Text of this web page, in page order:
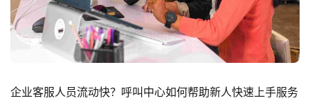
企业客服人员流动快？呼叫中心如何帮助新人快速上手服务